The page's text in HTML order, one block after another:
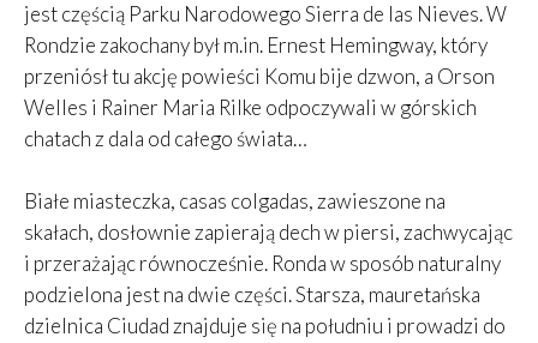
jest częścią Parku Narodowego Sierra de las Nieves. W
Rondzie zakochany był m.in. Ernest Hemingway, który
przeniósł tu akcję powieści Komu bije dzwon, a Orson
Welles i Rainer Maria Rilke odpoczywali w górskich
chatach z dala od całego świata…
Białe miasteczka, casas colgadas, zawieszone na
skałach, dosłownie zapierają dech w piersi, zachwycając
i przerażając równocześnie. Ronda w sposób naturalny
podzielona jest na dwie części. Starsza, mauretańska
dzielnica Ciudad znajduje się na południu i prowadzi do